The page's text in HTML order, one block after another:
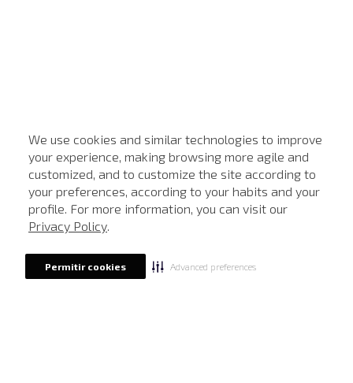
We use cookies and similar technologies to improve
your experience, making browsing more agile and
customized, and to customize the site according to
your preferences, according to your habits and your
profile. For more information, you can visit our
Privacy Policy.
Permitir cookies Advanced preferences